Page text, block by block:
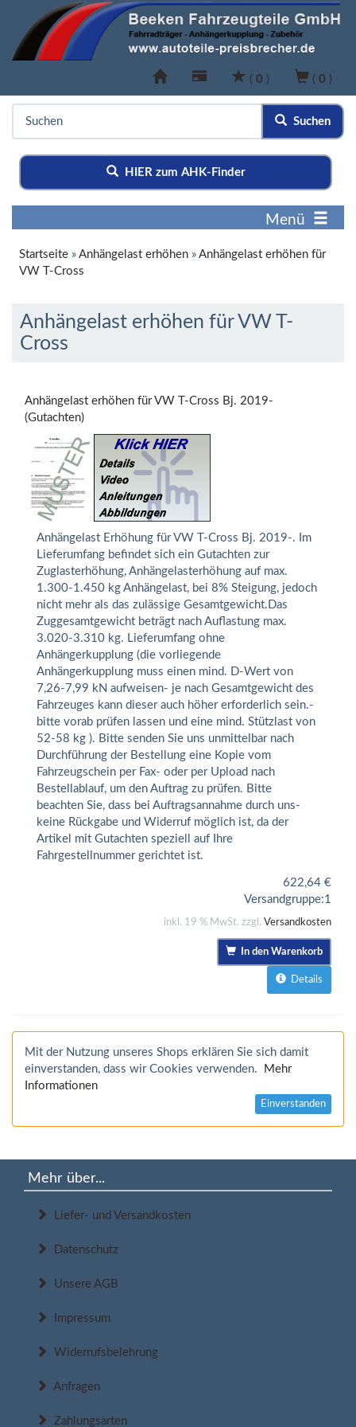
( 0 ) ( 0 )
Suchen
HIER zum AHK-Finder
Menü
Startseite » Anhängelast erhöhen » Anhängelast erhöhen für
VW T-Cross
Anhängelast erhöhen für VW T-
Cross
Anhängelast erhöhen für VW T-Cross Bj. 2019-
(Gutachten)
Anhängelast Erhöhung für VW T-Cross Bj. 2019-. Im
Lieferumfang befindet sich ein Gutachten zur
Zuglasterhöhung, Anhängelasterhöhung auf max.
1.300-1.450 kg Anhängelast, bei 8% Steigung, jedoch
nicht mehr als das zulässige Gesamtgewicht.Das
Zuggesamtgewicht beträgt nach Auflastung max.
3.020-3.310 kg. Lieferumfang ohne
Anhängerkupplung (die vorliegende
Anhängerkupplung muss einen mind. D-Wert von
7,26-7,99 kN aufweisen- je nach Gesamtgewicht des
Fahrzeuges kann dieser auch höher erforderlich sein.-
bitte vorab prüfen lassen und eine mind. Stützlast von
52-58 kg ). Bitte senden Sie uns unmittelbar nach
Durchführung der Bestellung eine Kopie vom
Fahrzeugschein per Fax- oder per Upload nach
Bestellablauf, um den Auftrag zu prüfen. Bitte
beachten Sie, dass bei Auftragsannahme durch uns-
keine Rückgabe und Widerruf möglich ist, da der
Artikel mit Gutachten speziell auf Ihre
Fahrgestellnummer gerichtet ist.
622,64 €
Versandgruppe:1
inkl. 19 % MwSt. zzgl. Versandkosten
In den Warenkorb
Details
Mit der Nutzung unseres Shops erklären Sie sich damit
einverstanden, dass wir Cookies verwenden.
Mehr
Informationen
Einverstanden
Mehr über...
Liefer- und Versandkosten
Datenschutz
Unsere AGB
Impressum
Widerrufsbelehrung
Anfragen
Zahlungsarten